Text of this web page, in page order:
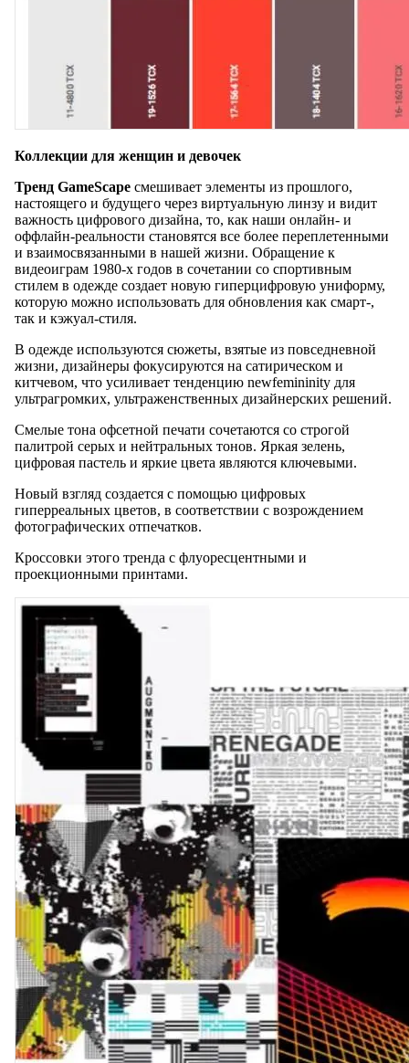
Коллекции для женщин и девочек
Тренд GameScape смешивает элементы из прошлого,
настоящего и будущего через виртуальную линзу и видит
важность цифрового дизайна, то, как наши онлайн- и
оффлайн-реальности становятся все более переплетенными
и взаимосвязанными в нашей жизни. Обращение к
видеоиграм 1980-х годов в сочетании со спортивным
стилем в одежде создает новую гиперцифровую униформу,
которую можно использовать для обновления как смарт-,
так и кэжуал-стиля.
В одежде используются сюжеты, взятые из повседневной
жизни, дизайнеры фокусируются на сатирическом и
китчевом, что усиливает тенденцию newfemininity для
ультрагромких, ультраженственных дизайнерских решений.
Смелые тона офсетной печати сочетаются со строгой
палитрой серых и нейтральных тонов. Яркая зелень,
цифровая пастель и яркие цвета являются ключевыми.
Новый взгляд создается с помощью цифровых
гиперреальных цветов, в соответствии с возрождением
фотографических отпечатков.
Кроссовки этого тренда с флуоресцентными и
проекционными принтами.